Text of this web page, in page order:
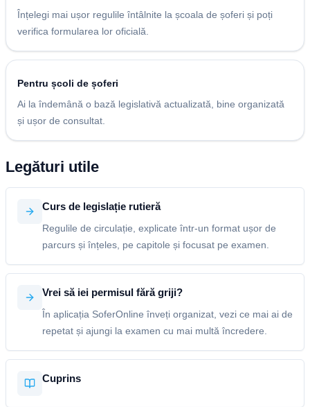
Înțelegi mai ușor regulile întâlnite la școala de șoferi și poți
verifica formularea lor oficială.
Pentru școli de șoferi
Ai la îndemână o bază legislativă actualizată, bine organizată
și ușor de consultat.
Legături utile
Curs de legislație rutieră
Regulile de circulație, explicate într-un format ușor de
parcurs și înțeles, pe capitole și focusat pe examen.
Vrei să iei permisul fără griji?
În aplicația SoferOnline înveți organizat, vezi ce mai ai de
repetat și ajungi la examen cu mai multă încredere.
Cuprins